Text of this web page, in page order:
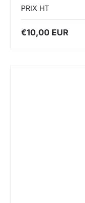
PRIX HT
€10,00 EUR